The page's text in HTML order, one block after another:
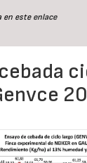
en este enlace